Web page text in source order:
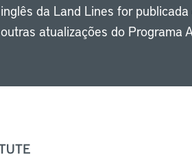
inglês da Land Lines for
outras atualizações do Programa